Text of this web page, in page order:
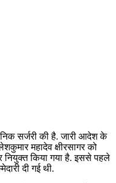
सर्जरी की है. जारी आदेश के
महादेव क्षीरसागर को
नियुक्त किया गया है. इससे पहले
दी गई थी.